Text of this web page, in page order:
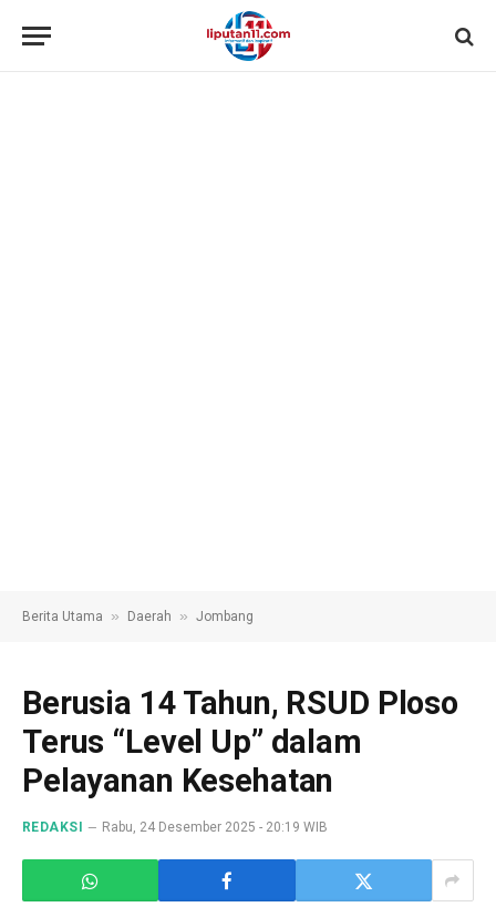
Berita Utama » Daerah » Jombang
Berusia 14 Tahun, RSUD Ploso
Terus “Level Up” dalam
Pelayanan Kesehatan
REDAKSI Rabu, 24 Desember 2025 - 20:19 WIB